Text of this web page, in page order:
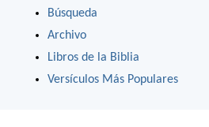
Búsqueda
Archivo
Libros de la Biblia
Versículos Más Populares